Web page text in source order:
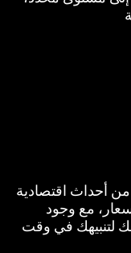
أحداث اقتصادية
مع وجود
لتنبيهك في وقت